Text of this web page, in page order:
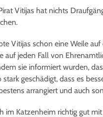
Vitijas hat nichts
Vitijas schon eine Weile
auf jeden Fall von
sie informiert wurden,
stark geschädigt, dass es
arrangiert und auch
im Katzenheim richtig gut